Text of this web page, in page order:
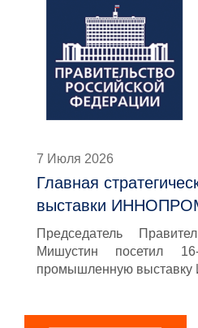
7 Июля 2026
Главная
выставки
Председатель
Мишустин посетил
промышленную